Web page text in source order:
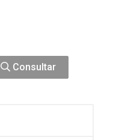
Consultar